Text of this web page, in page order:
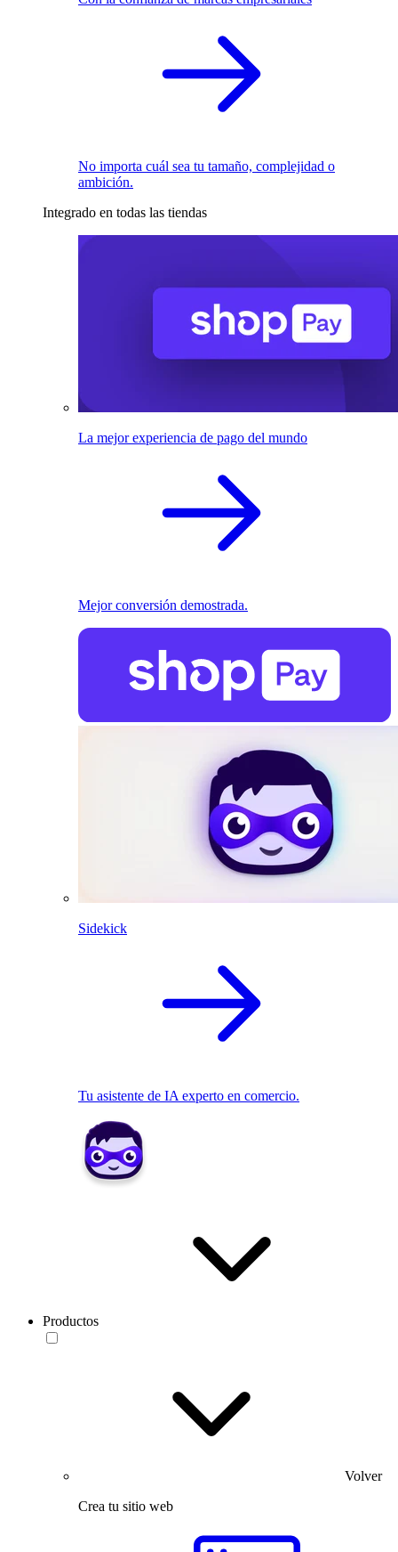
No importa cuál sea tu tamaño, complejidad o
ambición.
Integrado en todas las tiendas
La mejor experiencia de pago del mundo
Mejor conversión demostrada.
Sidekick
Tu asistente de IA experto en comercio.
Productos
Volver
Crea tu sitio web